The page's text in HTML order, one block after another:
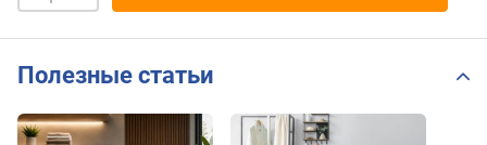
Полезные статьи